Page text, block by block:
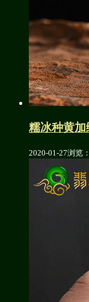
糯冰种黄
2020-01-27浏览